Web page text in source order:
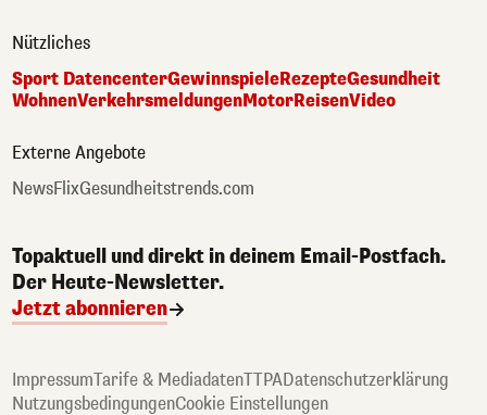
Nützliches
Sport DatencenterGewinnspieleRezepteGesundheit
WohnenVerkehrsmeldungenMotorReisenVideo
Externe Angebote
NewsFlixGesundheitstrends.com
Topaktuell und direkt in deinem Email-Postfach.
Der Heute-Newsletter.
Jetzt abonnieren
ImpressumTarife & MediadatenTTPADatenschutzerklärung
NutzungsbedingungenCookie Einstellungen